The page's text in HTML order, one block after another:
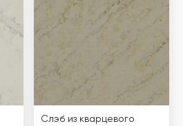
Слэб из кварцевого